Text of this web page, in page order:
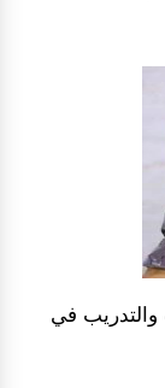
والتدريب في